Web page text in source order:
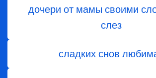
дочери от мамы своими
слез
сладких снов